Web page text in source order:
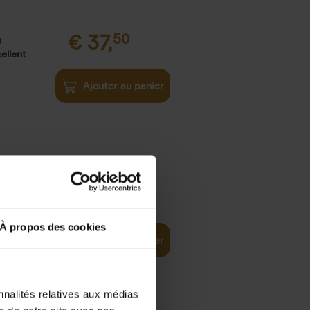
À propos des cookies
relatives aux médias
€ 37,50
Ajouter au panier
world 29,99
Ajouter au panier